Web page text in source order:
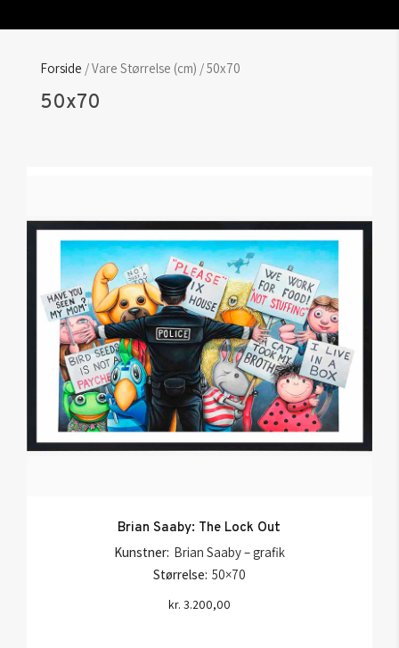
Forside / Vare Størrelse (cm) / 50x70
50x70
Brian Saaby: The Lock Out
Kunstner: Brian Saaby – grafik
Størrelse: 50×70
kr. 3.200,00